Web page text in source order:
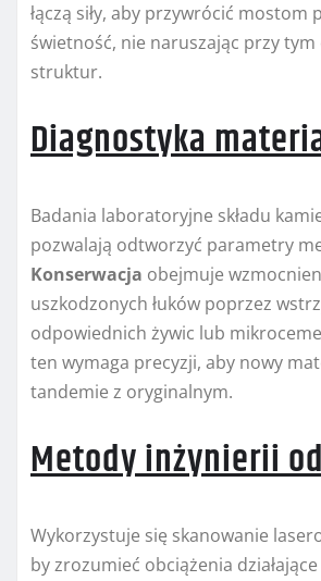
łączą siły, aby przywrócić mostom
świetność, nie naruszając przy
struktur.
Diagnostyka
Badania laboratoryjne składu
pozwalają odtworzyć parametry
Konserwacja obejmuje
uszkodzonych łuków poprzez
odpowiednich żywic lub
ten wymaga precyzji, aby nowy
tandemie z oryginalnym.
Metody inżynierii
Wykorzystuje się skanowanie
by zrozumieć obciążenia